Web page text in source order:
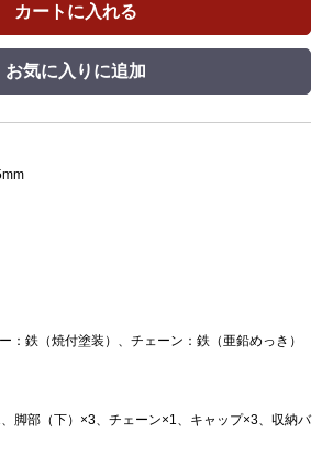
カートに入れる
お気に入りに追加
：鉄（焼付塗装）、チェーン：鉄（亜鉛めっき）
脚部（下）×3、チェーン×1、キャップ×3、収納バ